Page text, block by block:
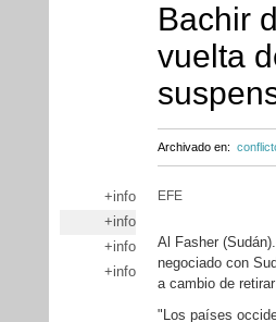
Bachir
vuelta
Archivado en:
+info
+info
+info
+info
EFE
Al Fasher
negociado con
a cambio de
"Los países